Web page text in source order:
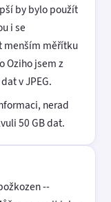
by bylo použít
i se
menším měřítku
Oziho jsem z
v JPEG.
nerad
50 GB dat.
--